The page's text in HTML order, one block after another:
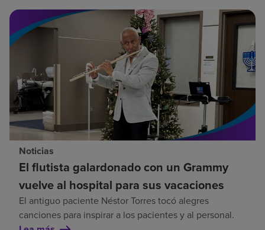
Noticias
El flutista galardonado con un Grammy
vuelve al hospital para sus vacaciones
El antiguo paciente Néstor Torres tocó alegres
canciones para inspirar a los pacientes y al personal.